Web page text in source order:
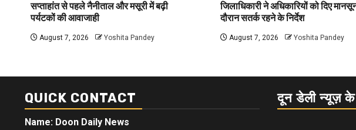
सप्ताहांत से पहले नैनीताल और मसूरी में बढ़ी
पर्यटकों की आवाजाही
August 7, 2026 Yoshita Pandey
जिलाधिकारी ने अधिकारियों को दिए
दौरान सतर्क रहने के निर्देश
August 7, 2026 Yoshita Pandey
QUICK CONTACT
Name: Doon Daily News
दून डेली न्यूज़ के